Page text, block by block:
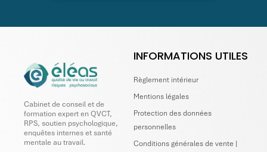
Cabinet de conseil et de
formation expert en QVCT,
RPS, soutien psychologique,
enquêtes internes et santé
mentale au travail.
INFORMATIONS UTILES
Règlement intérieur
Mentions légales
Protection des données
personnelles
Conditions générales de vente |